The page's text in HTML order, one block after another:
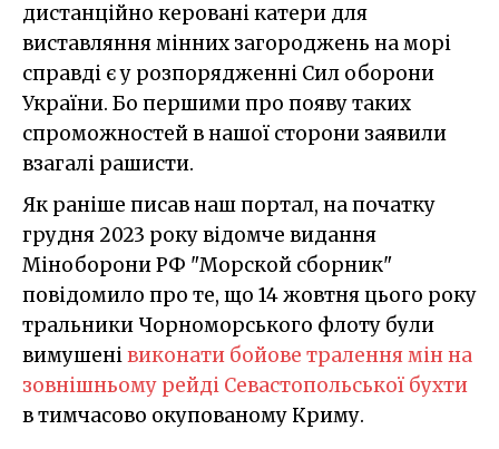
дистанційно керовані катери для
виставляння мінних загороджень на морі
справді є у розпорядженні Сил оборони
України. Бо першими про появу таких
спроможностей в нашої сторони заявили
взагалі рашисти.
Як раніше писав наш портал, на початку
грудня 2023 року відомче видання
Міноборони РФ "Морской сборник"
повідомило про те, що 14 жовтня цього року
тральники Чорноморського флоту були
вимушенівиконати бойове тралення мін на
зовнішньому рейді Севастопольської бухти
в тимчасово окупованому Криму.